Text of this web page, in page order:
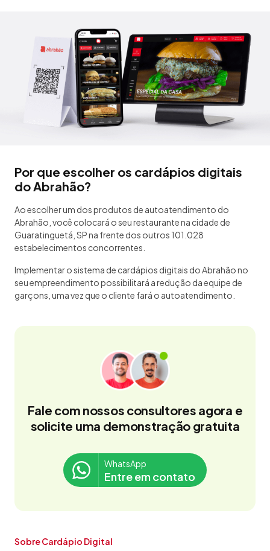
Por que escolher os cardápios digitais
do Abrahão?
Ao escolher um dos produtos de autoatendimento do
Abrahão, você colocará o seu restaurante na cidade de
Guaratinguetá, SP na frente dos outros 101.028
estabelecimentos concorrentes.
Implementar o sistema de cardápios digitais do Abrahão no
seu empreendimento possibilitará a redução da equipe de
garçons, uma vez que o cliente fará o autoatendimento.
Fale com nossos consultores agora e
solicite uma demonstração gratuita
WhatsApp
Entre em contato
Sobre Cardápio Digital